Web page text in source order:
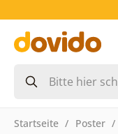
Startseite Poster